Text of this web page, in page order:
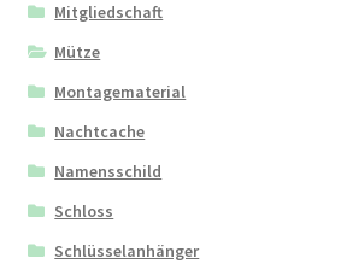
Mitgliedschaft
Mütze
Montagematerial
Nachtcache
Namensschild
Schloss
Schlüsselanhänger